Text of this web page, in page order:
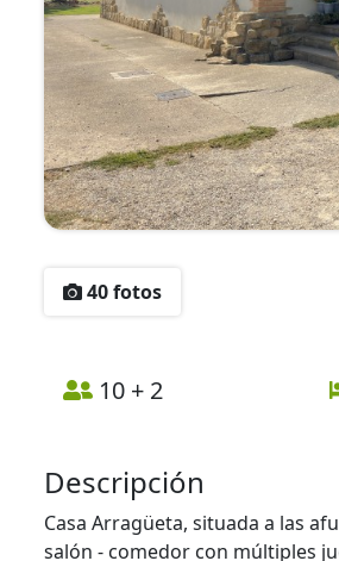
40 fotos
10 + 2
Descripción
Casa Arragüeta, situada a las
salón - comedor con múltiples